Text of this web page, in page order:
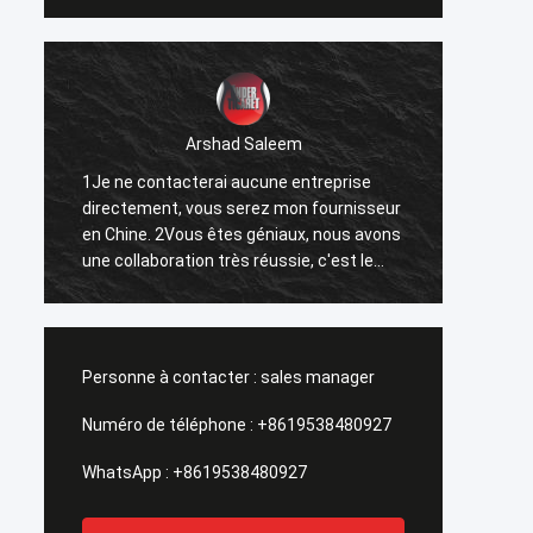
Arshad Saleem
1Je ne contacterai aucune entreprise
directement, vous serez mon fournisseur
en Chine. 2Vous êtes géniaux, nous avons
une collaboration très réussie, c'est le
résultat de nos efforts communs.
Personne à contacter : sales manager
Numéro de téléphone : +8619538480927
WhatsApp : +8619538480927